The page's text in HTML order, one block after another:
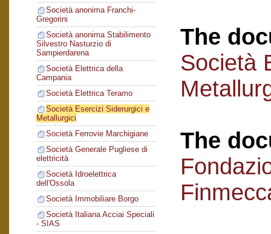
Società anonima Franchi-
Gregorini
Società anonima Stabilimento
Silvestro Nasturzio di
Sampierdarena
Società Elettrica della
Campania
Società Elettrica Teramo
Società Esercizi Siderurgici e
Metallurgici
Società Ferrovie Marchigiane
Società Generale Pugliese di
elettricità
Società Idroelettrica
dell'Ossola
Società Immobiliare Borgo
Società Italiana Acciai Speciali
- SIAS
The
Società
The